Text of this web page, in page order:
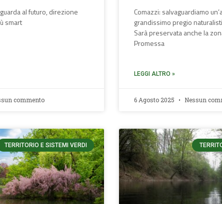
al futuro, direzione
smart
commento
Comazzi: salvaguardiamo
grandissimo pregio
Sarà preservata anche la
Promessa
LEGGI ALTRO »
6 Agosto 2025 Nessun
TERRITORIO E SISTEMI VERDI